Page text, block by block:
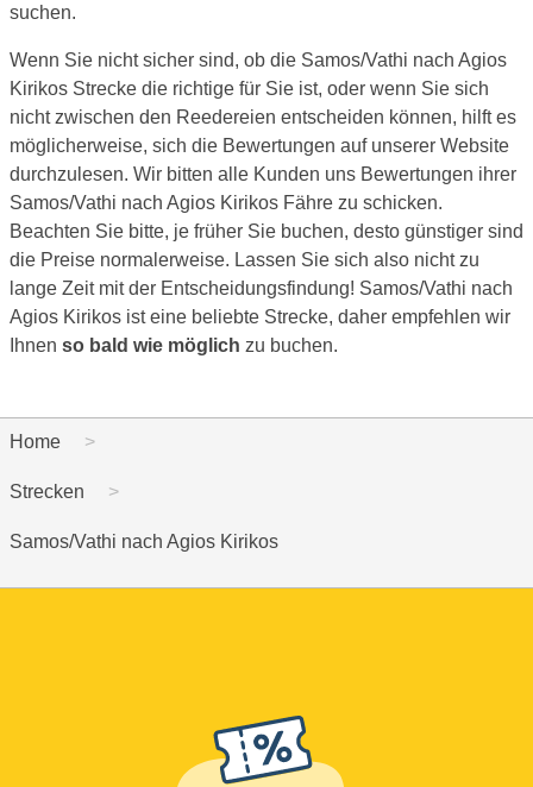
suchen.
Wenn Sie nicht sicher sind, ob die Samos/Vathi nach Agios
Kirikos Strecke die richtige für Sie ist, oder wenn Sie sich
nicht zwischen den Reedereien entscheiden können, hilft es
möglicherweise, sich die Bewertungen auf unserer Website
durchzulesen. Wir bitten alle Kunden uns Bewertungen ihrer
Samos/Vathi nach Agios Kirikos Fähre zu schicken.
Beachten Sie bitte, je früher Sie buchen, desto günstiger sind
die Preise normalerweise. Lassen Sie sich also nicht zu
lange Zeit mit der Entscheidungsfindung! Samos/Vathi nach
Agios Kirikos ist eine beliebte Strecke, daher empfehlen wir
Ihnen so bald wie möglich zu buchen.
Home
Strecken
Samos/Vathi nach Agios Kirikos